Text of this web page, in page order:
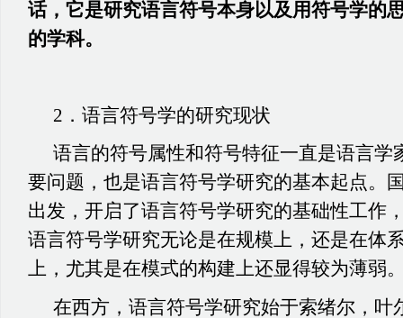
话，它是研究语言符号本身以及用符号学的
的学科。
2 ．语言符号学的研究现状
语言的符号属性和符号特征一直是语言学
要问题，也是语言符号学研究的基本起点。
出发，开启了语言符号学研究的基础性工作
语言符号学研究无论是在规模上，还是在体
上，尤其是在模式的构建上还显得较为薄弱
在西方，语言符号学研究始于索绪尔，叶